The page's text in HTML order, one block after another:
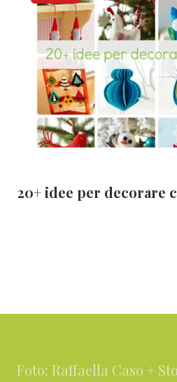
20+ idee per decorare
Foto: Raffaella Caso +